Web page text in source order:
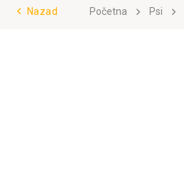
Nazad Početna Psi